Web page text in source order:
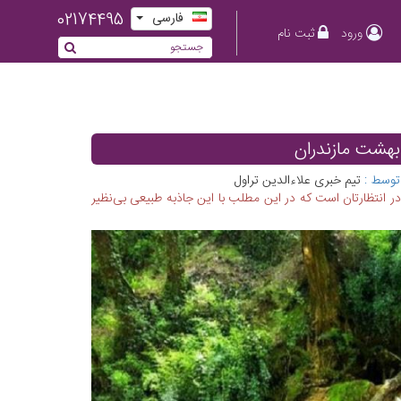
ورود ثبت نام
فارسی 02174495
بهشت مازندران
: تیم خبری علاءالدین تراول
انتظارتان است که در این مطلب با این جاذبه طبیعی بی‌نظیر